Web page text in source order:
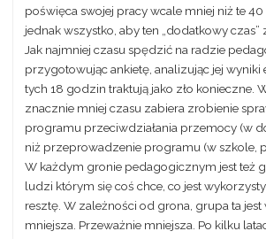
poświęca swojej pracy wcale mniej niż te
jednak wszystko, aby ten „dodatkowy
Jak najmniej czasu spędzić na radzie
przygotowując ankietę, analizując jej wyniki
tych 18 godzin traktują jako zło konieczne.
znacznie mniej czasu zabiera zrobienie
programu przeciwdziałania przemocy (w
niż przeprowadzenie programu (w szkole,
W każdym gronie pedagogicznym jest też
ludzi którym się coś chce, co jest
resztę. W zależności od grona, grupa ta
mniejsza. Przeważnie mniejsza. Po kilku